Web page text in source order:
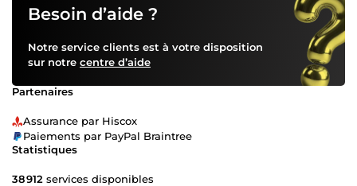
Besoin d’aide ?
Notre service clients est à votre disposition
sur notre centre d’aide
Partenaires
Assurance par Hiscox
Paiements par PayPal Braintree
Statistiques
38 912 services disponibles